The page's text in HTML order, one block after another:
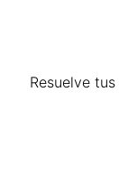
Resuelve